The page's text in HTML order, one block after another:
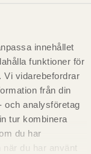
innehållet
funktioner för
Vi vidarebefordrar
från din
och analysföretag
tur kombinera
du har
du har använt